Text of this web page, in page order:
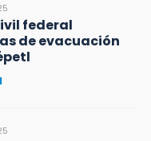
federal
de evacuación